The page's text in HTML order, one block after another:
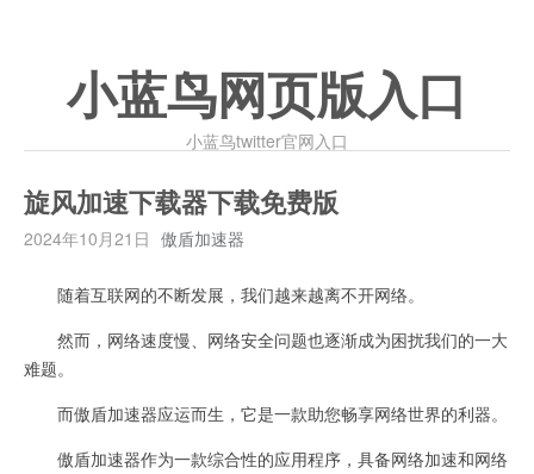
小蓝鸟网页版入口
小蓝鸟twitter官网入口
旋风加速下载器下载免费版
2024年10月21日 傲盾加速器
随着互联网的不断发展，我们越来越离不开网络。
然而，网络速度慢、网络安全问题也逐渐成为困扰我们的一大
难题。
而傲盾加速器应运而生，它是一款助您畅享网络世界的利器。
傲盾加速器作为一款综合性的应用程序，具备网络加速和网络